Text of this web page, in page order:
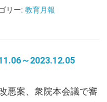
リー: 教育月報
～2023.12.05
悪案、衆院本会議で審